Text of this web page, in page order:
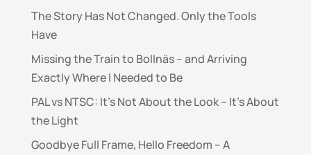
The Story Has Not Changed. Only the Tools
Have
Missing the Train to Bollnäs – and Arriving
Exactly Where I Needed to Be
PAL vs NTSC: It’s Not About the Look – It’s About
the Light
Goodbye Full Frame, Hello Freedom – A